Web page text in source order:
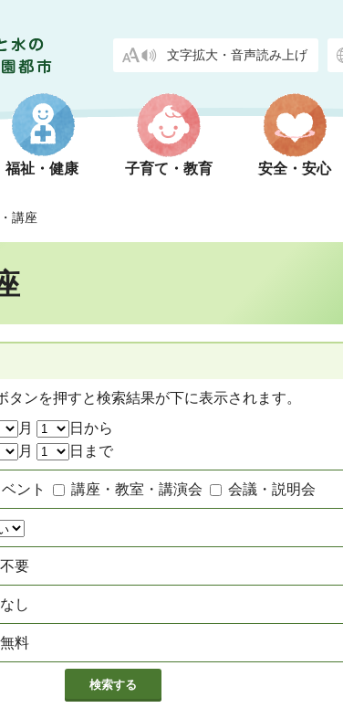
文字拡大・音声読み上げ
福祉・健康 子育て・教育 安全・安心
講座
ンを押すと検索結果が下に表示されます。
月
日から
月 日まで
ント 講座・教室・講演会 会議・説明会
不要
なし
無料